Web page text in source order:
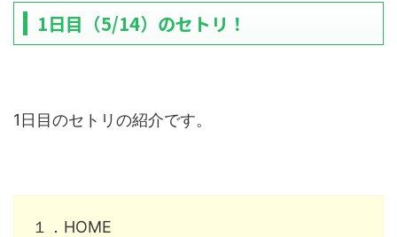
1日目（5/14）のセトリ！
1日目のセトリの紹介です。
１．HOME